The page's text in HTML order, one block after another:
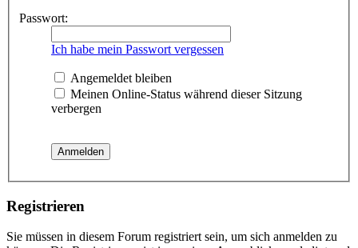
Passwort:
Ich habe mein Passwort vergessen
Angemeldet bleiben
Meinen Online-Status während dieser Sitzung
verbergen
Registrieren
Sie müssen in diesem Forum registriert sein, um sich anmelden zu